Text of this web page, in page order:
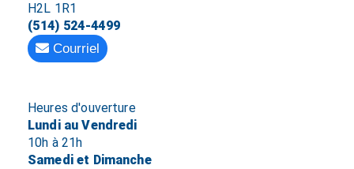
H2L 1R1
(514) 524-4499
Courriel
Heures d'ouverture
Lundi au Vendredi
10h à 21h
Samedi et Dimanche